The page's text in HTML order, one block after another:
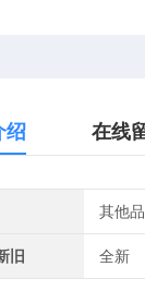
绍 在线
其他
旧 全新